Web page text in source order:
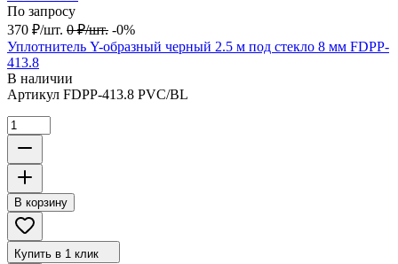
По запросу
370 ₽/шт. 0 ₽/шт. -0%
Уплотнитель Y-образный черный 2.5 м под стекло 8 мм FDPP-
413.8
В наличии
Артикул FDPP-413.8 PVC/BL
В корзину
Купить в 1 клик